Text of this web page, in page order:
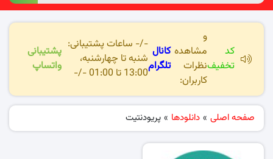
کد
تخفیف
و
مشاهده
نظرات
کاربران:
کانال
تلگرام
-/- ساعات پشتیبانی:
شنبه تا چهارشنبه،
13:00 تا 01:00 -/-
پشتیبانی
واتساپ
صفحه اصلی » دانلودها » پریودنتیت